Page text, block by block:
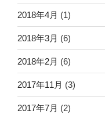
2018年4月 (1)
2018年3月 (6)
2018年2月 (6)
2017年11月 (3)
2017年7月 (2)